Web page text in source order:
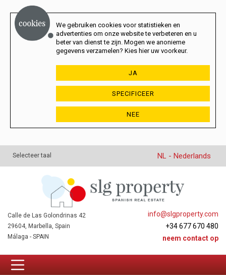
We gebruiken cookies voor statistieken en
advertenties om onze website te verbeteren en u
beter van dienst te zijn. Mogen we anonieme
gegevens verzamelen? Kies hier uw voorkeur.
JA
SPECIFICEER
NEE
Selecteer taal NL - Nederlands
info@slgproperty.com
+34 677 670 480
neem contact op
Calle de Las Golondrinas 42
29604, Marbella, Spain
Málaga - SPAIN